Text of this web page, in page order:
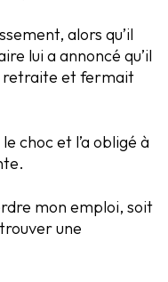
alors qu’il
lui a annoncé qu’il
retraite et fermait
choc et l’a obligé à
mon emploi, soit
une